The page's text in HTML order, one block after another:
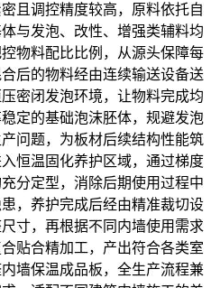
且调控精度较高，原料依托自
与发泡、改性、增强类辅料均
物料配比比例，从源头保障每
后的物料经由连续输送设备送
密闭发泡环境，让物料完成均
定的基础泡沫胚体，规避发泡
问题，为板材后续结构性能筑
恒温固化养护区域，通过梯度
分定型，消除后期使用过程中
，养护完成后经由精准裁切设
寸，再根据不同内墙使用需求
贴合精加工，产出符合各类室
墙保温成品板，全生产流程兼